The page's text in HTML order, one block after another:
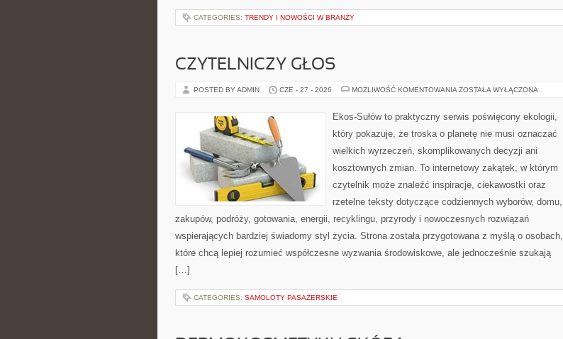
CATEGORIES: TRENDY I NOWOŚCI W BRANŻY
CZYTELNICZY GŁOS
POSTED BY ADMIN CZE - 27 - 2026 MOŻLIWOŚĆ KOMENTOWANIA CZYTELNICZY
ZOSTAŁA WYŁĄCZONA
Ekos-Sułów to praktyczny serwis poświęcony ekologii,
który pokazuje, że troska o planetę nie musi oznaczać
wielkich wyrzeczeń, skomplikowanych decyzji ani
kosztownych zmian. To internetowy zakątek, w którym
czytelnik może znaleźć inspiracje, ciekawostki oraz
rzetelne teksty dotyczące codziennych wyborów, domu,
zakupów, podróży, gotowania, energii, recyklingu, przyrody i nowoczesnych rozwiązań
wspierających bardziej świadomy styl życia. Strona została przygotowana z myślą o osobach,
które chcą lepiej rozumieć współczesne wyzwania środowiskowe, ale jednocześnie szukają
[…]
CATEGORIES: SAMOLOTY PASAŻERSKIE